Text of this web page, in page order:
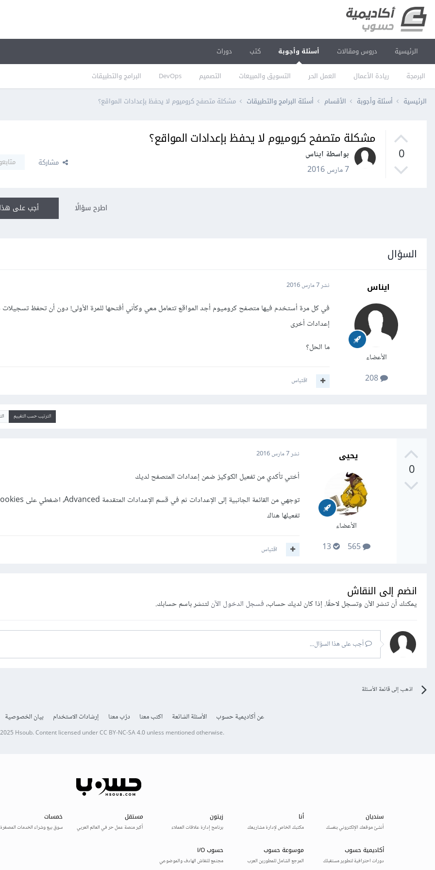
الرئيسية دروس ومقالات أسئلة وأجوبة
البرمجة ريادة الأعمال العمل الحر التسويق والمبيعات التصميم DevOps البرامج والتطبيقات
كتب دورات
الرئيسية أسئلة وأجوبة الأقسام أسئلة البرامج والتطبيقات مشكلة متصفح كروميوم لا يحفظ بإعدادات المواقع؟
0
مشكلة متصفح كروميوم لا يحفظ بإعدادات المواقع؟
بواسطة ايناس
7 مارس 2016
مشاركة
أجب على اطرح سؤالًا
السؤال
ايناس
الأعضاء
208
نشر7 مارس 2016
في كل مرة أستخدم فيها متصفح كروميوم أجد المواقع تتعامل معي وكأني أفتحها للمرة الأولى! دون أن تحفظ تسجيلات
إعدادات أخرى
ما الحل؟
اقتباس
الترتيب حسب التقييم
0
يحيى
الأعضاء
565
13
نشر7 مارس 2016
أختي تأكدي من تفعيل الكوكيز ضمن إعدادات المتصفح لديك
تفعيلها هناك
اقتباس
انضم إلى النقاش
يمكنك أن تنشر الآن وتسجل لاحقًا. إذا كان لديك حساب،فسجل الدخول الآنلتنشر باسم حسابك.
أجب على هذا السؤال...
اذهب إلى قائمة الأسئلة
عن أكاديمية حسوب الأسئلة الشائعة اكتب معنا درّب معنا إرشادات الاستخدام بيان الخصوصية
Hsoub.Content licensed underCC BY-NC-SA 4.0unless mentioned otherwise.